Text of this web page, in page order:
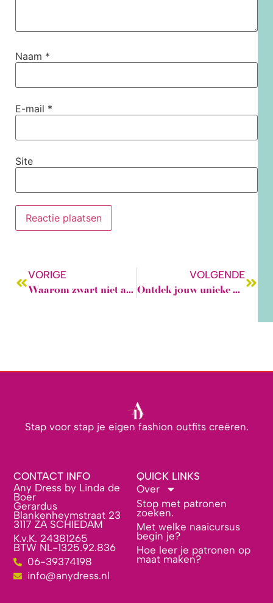
Naam *
E-mail *
Site
VORIGE
Waarom zwart niet altijd flatteus is (en alternatieven die wél werken)
VOLGENDE
Ontdek jouw unieke kledingstijl: vul jouw kledingkast slim en persoonlijk aan!
Stap voor stap je eigen fashion outfits creëren.
CONTACT INFO
Any Dress by Linda de
Boer
Gerardus
Blankenheymstraat 23
3117 ZA SCHIEDAM
K.v.K. 24381265
BTW NL-1325.92.836
06-39374198
info@anydress.nl
QUICK LINKS
Over
Stop met patronen
zoeken.
Met welke naaicursus
begin je?
Hoe leer je patronen op
maat maken?